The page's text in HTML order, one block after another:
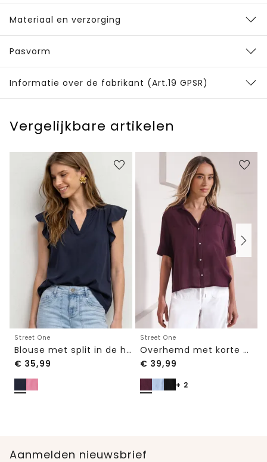
Materiaal en verzorging
Pasvorm
Informatie over de fabrikant (Art.19 GPSR)
Vergelijkbare artikelen
Street One
Blouse met split in de hals en volantmouwen
€ 35,99
Street One
Overhemd met korte mouwen en omgeslagen manchetten
€ 39,99
+ 2
Aanmelden nieuwsbrief